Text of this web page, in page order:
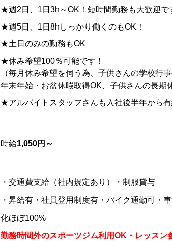
★週2日、1日3h～OK！短時間勤務も大歓迎で
★週5日、1日8hしっかり働くのもOK！
★土日のみの勤務もOK
★休み希望100％可能です！
（毎月休み希望を伺う為、子供さんの学校行
年末年始・お盆休暇取得OK、子供さんの長期
★アルバイトスタッフさんも入社後半年から
時給1,050円～
・交通費支給（社内規定あり）・制服貸与
・昇給有・社員登用制度有・バイク通勤可・
化ほぼ100%
勤務時間外のスポーツジム利用OK・レッスン